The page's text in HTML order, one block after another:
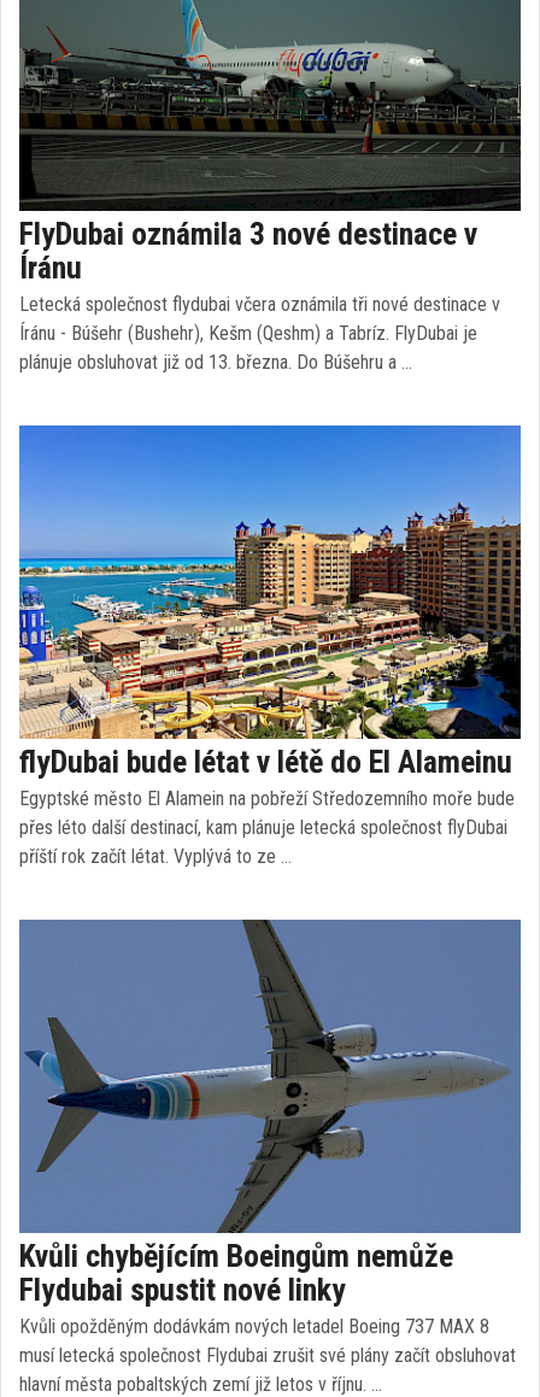
FlyDubai oznámila 3 nové destinace v
Íránu
Letecká společnost flydubai včera oznámila tři nové destinace v
Íránu - Búšehr (Bushehr), Kešm (Qeshm) a Tabríz. FlyDubai je
plánuje obsluhovat již od 13. března. Do Búšehru a …
flyDubai bude létat v létě do El Alameinu
Egyptské město El Alamein na pobřeží Středozemního moře bude
přes léto další destinací, kam plánuje letecká společnost flyDubai
příští rok začít létat. Vyplývá to ze …
Kvůli chybějícím Boeingům nemůže
Flydubai spustit nové linky
Kvůli opožděným dodávkám nových letadel Boeing 737 MAX 8
musí letecká společnost Flydubai zrušit své plány začít obsluhovat
hlavní města pobaltských zemí již letos v říjnu. …